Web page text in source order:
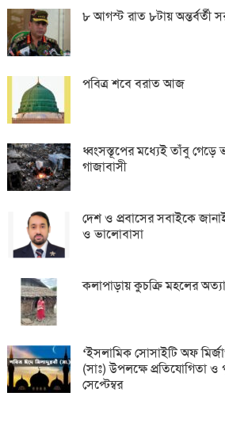
৮ আগস্ট রাত ৮টায় অন্তর্বর্তী
পবিত্র শবে বরাত আজ
ধ্বংসস্তূপের মধ্যেই তাঁবু গেড়ে
গাজাবাসী
দেশ ও প্রবাসের সবাইকে
ও ভালোবাসা
কলাপাড়ায় কুচক্রি মহলের
‘ইসলামিক সোসাইটি অফ
(সাঃ) উপলক্ষে প্রতিযোগিতা ও
সেপ্টেম্বর